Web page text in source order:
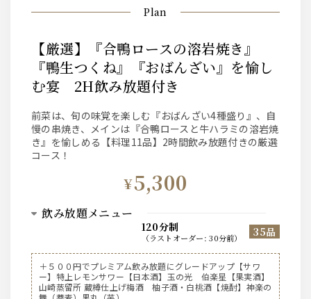
Plan
【厳選】『合鴨ロースの溶岩焼き』
『鴨生つくね』『おばんざい』を愉し
む宴 2H飲み放題付き
前菜は、旬の味覚を楽しむ『おばんざい4種盛り』、自
慢の串焼き、メインは『合鴨ロースと牛ハラミの溶岩焼
き』を愉しめる【料理11品】2時間飲み放題付きの厳選
コース！
¥5,300
飲み放題メニュー
120分制
（ ラストオーダー:30分前） 35品
サントリー【ビール】
サントリー ザ・プレミアム・モルツ生中
サントリー ザ・プレミアム・モルツ生ピッチャー
＋５００円でプレミアム飲み放題にグレードアップ【サワ
ー】特上レモンサワー【日本酒】玉の光 伯楽星【果実酒】
山崎蒸留所 蔵樽仕上げ梅酒 柚子酒・白桃酒【焼酎】神楽の